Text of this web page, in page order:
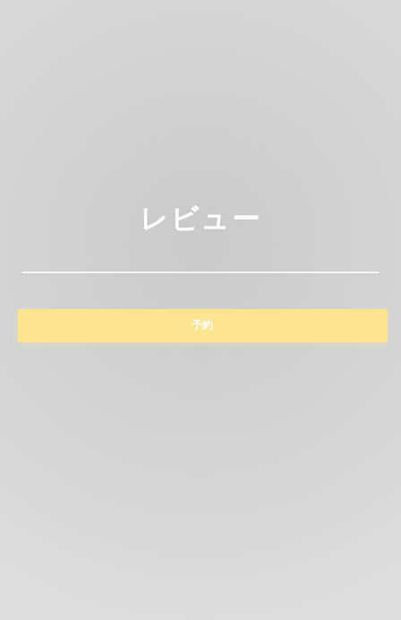
レビュー
予約